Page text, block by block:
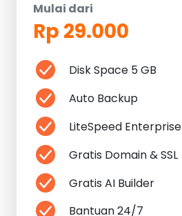
Mulai dari
Rp 29.000
Disk Space 5 GB
Auto Backup
LiteSpeed Enterprise
Gratis Domain & SSL
Gratis AI Builder
Bantuan 24/7